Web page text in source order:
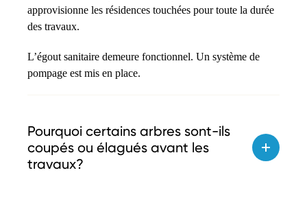
approvisionne les résidences touchées pour toute la durée
des travaux.
L’égout sanitaire demeure fonctionnel. Un système de
pompage est mis en place.
Pourquoi certains arbres sont-ils
coupés ou élagués avant les
travaux?